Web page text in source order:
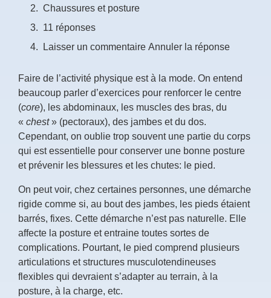
Chaussures et posture
11 réponses
Laisser un commentaire Annuler la réponse
Faire de l’activité physique est à la mode. On entend
beaucoup parler d’exercices pour renforcer le centre
(core), les abdominaux, les muscles des bras, du
« chest» (pectoraux), des jambes et du dos.
Cependant, on oublie trop souvent une partie du corps
qui est essentielle pour conserver une bonne posture
et prévenir les blessures et les chutes: le pied.
On peut voir, chez certaines personnes, une démarche
rigide comme si, au bout des jambes, les pieds étaient
barrés, fixes. Cette démarche n’est pas naturelle. Elle
affecte la posture et entraine toutes sortes de
complications. Pourtant, le pied comprend plusieurs
articulations et structures musculotendineuses
flexibles qui devraient s’adapter au terrain, à la
posture, à la charge, etc.
m'abonne